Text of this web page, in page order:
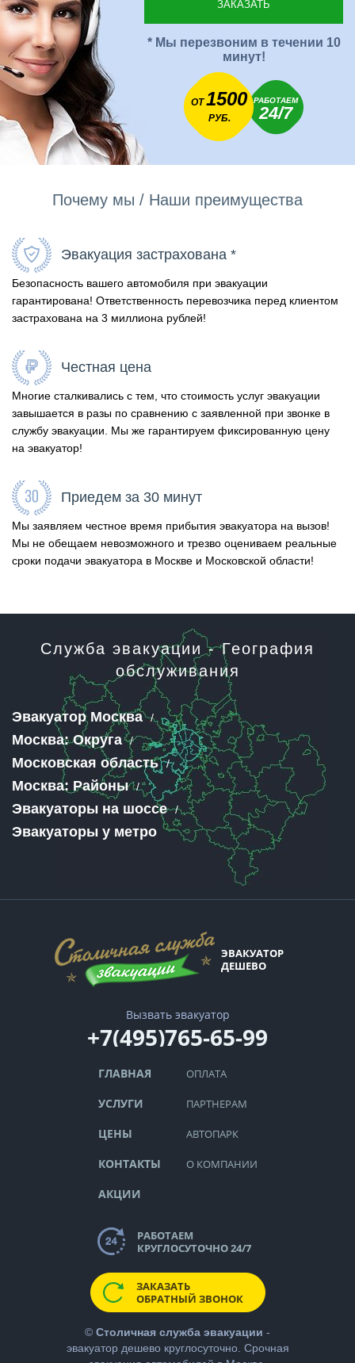
* Мы перезвоним в течении 10
минут!
ОТ1500
РУБ.
РАБОТАЕМ
24/7
Почему мы / Наши преимущества
Эвакуация застрахована *
Безопасность вашего автомобиля при эвакуации
гарантирована! Ответственность перевозчика перед клиентом
застрахована на 3 миллиона рублей!
Честная цена
Многие сталкивались с тем, что стоимость услуг эвакуации
завышается в разы по сравнению с заявленной при звонке в
службу эвакуации. Мы же гарантируем фиксированную цену
на эвакуатор!
Приедем за 30 минут
Мы заявляем честное время прибытия эвакуатора на вызов!
Мы не обещаем невозможного и трезво оцениваем реальные
сроки подачи эвакуатора в Москве и Московской области!
Служба эвакуации - География
обслуживания
Эвакуатор Москва
Москва: Округа
Московская область
Москва: Районы
Эвакуаторы на шоссе
Эвакуаторы у метро
ЭВАКУАТОР
ДЕШЕВО
Вызвать эвакуатор
+7(495)765-65-99
ГЛАВНАЯ
УСЛУГИ
ЦЕНЫ
КОНТАКТЫ
АКЦИИ
ОПЛАТА
ПАРТНЕРАМ
АВТОПАРК
О КОМПАНИИ
РАБОТАЕМ
КРУГЛОСУТОЧНО 24/7
ЗАКАЗАТЬ
ОБРАТНЫЙ ЗВОНОК
© Столичная служба эвакуации -
эвакуатор дешевокруглосуточно. Срочная